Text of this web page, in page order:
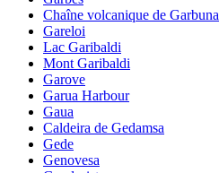
Chaîne volcanique de Garbuna
Gareloi
Lac Garibaldi
Mont Garibaldi
Garove
Garua Harbour
Gaua
Caldeira de Gedamsa
Gede
Genovesa